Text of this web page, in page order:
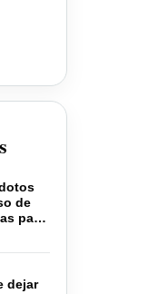
de
para
digital
dejar